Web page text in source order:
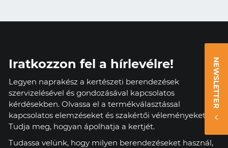
NEWSLETTER
Iratkozzon fel a hírlevélre!
Legyen naprakész a kertészeti berendezések
szervizelésével és gondozásával kapcsolatos
kérdésekben. Olvassa el a termékválasztással
kapcsolatos elemzéseket és szakértői véleményeket.
Tudja meg, hogyan ápolhatja a kertjét.
Tudassa velünk, hogy milyen berendezéseket használ,